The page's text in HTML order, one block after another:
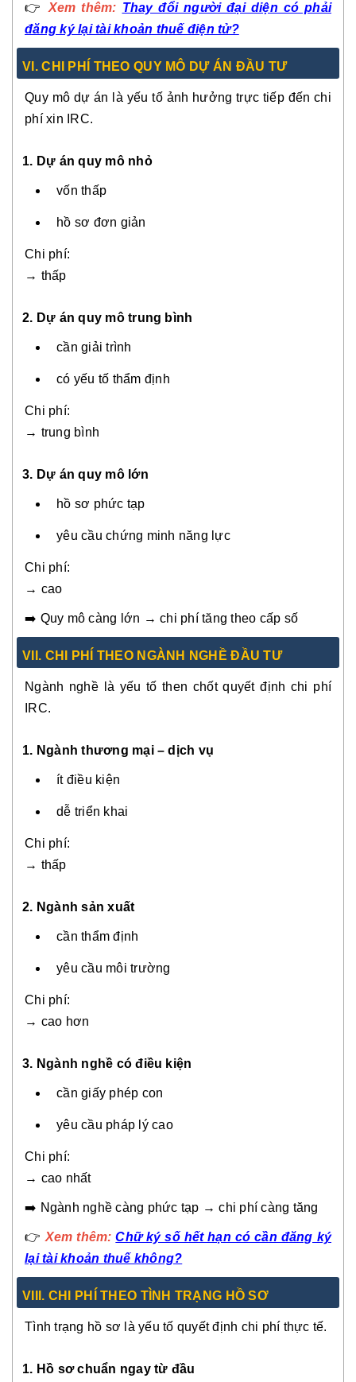
👉 Xem thêm: Thay đổi người đại diện có phải
đăng ký lại tài khoản thuế điện tử?
VI. CHI PHÍ THEO QUY MÔ DỰ ÁN ĐẦU TƯ
Quy mô dự án là yếu tố ảnh hưởng trực tiếp đến chi
phí xin IRC.
1. Dự án quy mô nhỏ
vốn thấp
hồ sơ đơn giản
Chi phí:
→ thấp
2. Dự án quy mô trung bình
cần giải trình
có yếu tố thẩm định
Chi phí:
→ trung bình
3. Dự án quy mô lớn
hồ sơ phức tạp
yêu cầu chứng minh năng lực
Chi phí:
→ cao
➡️ Quy mô càng lớn → chi phí tăng theo cấp số
VII. CHI PHÍ THEO NGÀNH NGHỀ ĐẦU TƯ
Ngành nghề là yếu tố then chốt quyết định chi phí
IRC.
1. Ngành thương mại – dịch vụ
ít điều kiện
dễ triển khai
Chi phí:
→ thấp
2. Ngành sản xuất
cần thẩm định
yêu cầu môi trường
Chi phí:
→ cao hơn
3. Ngành nghề có điều kiện
cần giấy phép con
yêu cầu pháp lý cao
Chi phí:
→ cao nhất
➡️ Ngành nghề càng phức tạp → chi phí càng tăng
👉 Xem thêm:Chữ ký số hết hạn có cần đăng ký
lại tài khoản thuế không?
VIII. CHI PHÍ THEO TÌNH TRẠNG HỒ SƠ
Tình trạng hồ sơ là yếu tố quyết định chi phí thực tế.
1. Hồ sơ chuẩn ngay từ đầu